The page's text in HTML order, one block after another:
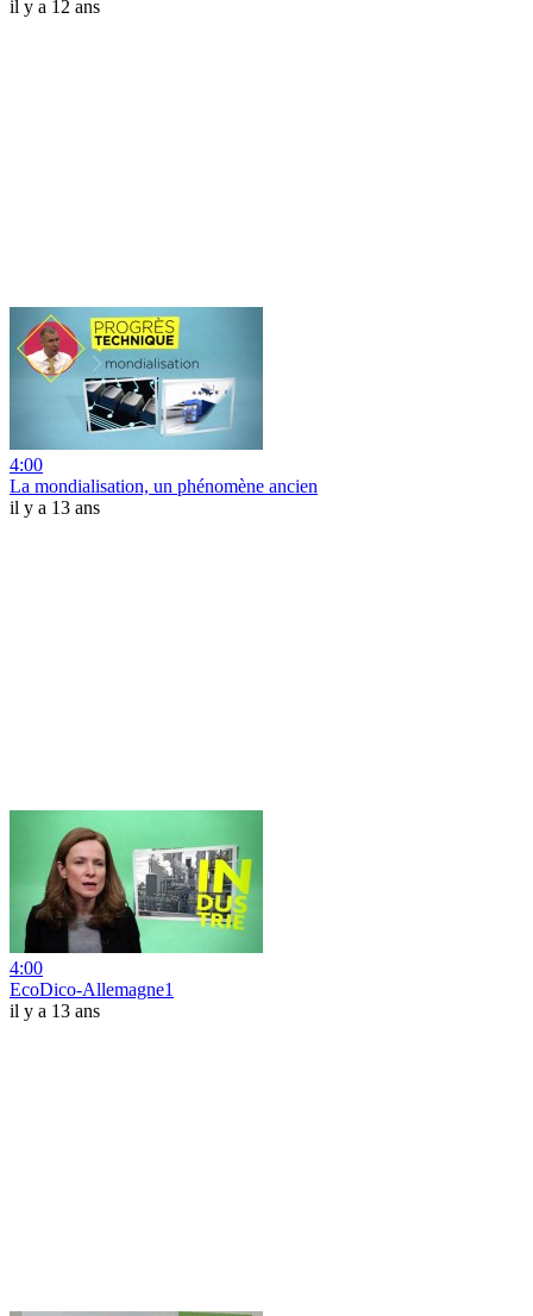
il y a 12 ans
4:00
La mondialisation, un phénomène ancien
il y a 13 ans
4:00
EcoDico-Allemagne1
il y a 13 ans